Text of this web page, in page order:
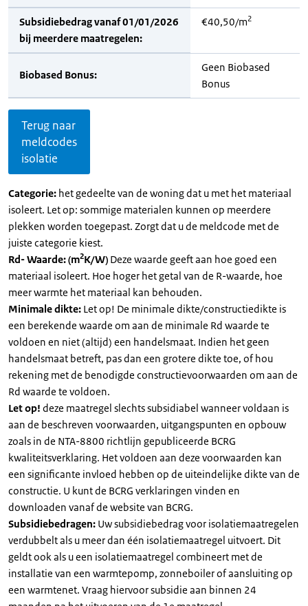
Subsidiebedrag vanaf 01/01/2026
bij meerdere maatregelen:
€40,50/m2
Biobased Bonus:
Geen Biobased
Bonus
Terug naar
meldcodes
isolatie
Categorie: het gedeelte van de woning dat u met het materiaal
isoleert. Let op: sommige materialen kunnen op meerdere
plekken worden toegepast. Zorgt dat u de meldcode met de
juiste categorie kiest.
Rd- Waarde: (m2K/W) Deze waarde geeft aan hoe goed een
materiaal isoleert. Hoe hoger het getal van de R-waarde, hoe
meer warmte het materiaal kan behouden.
Minimale dikte: Let op! De minimale dikte/constructiedikte is
een berekende waarde om aan de minimale Rd waarde te
voldoen en niet (altijd) een handelsmaat. Indien het geen
handelsmaat betreft, pas dan een grotere dikte toe, of hou
rekening met de benodigde constructievoorwaarden om aan de
Rd waarde te voldoen.
Let op! deze maatregel slechts subsidiabel wanneer voldaan is
aan de beschreven voorwaarden, uitgangspunten en opbouw
zoals in de NTA-8800 richtlijn gepubliceerde BCRG
kwaliteitsverklaring. Het voldoen aan deze voorwaarden kan
een significante invloed hebben op de uiteindelijke dikte van de
constructie. U kunt de BCRG verklaringen vinden en
downloaden vanaf de website van BCRG.
Subsidiebedragen: Uw subsidiebedrag voor isolatiemaatregelen
verdubbelt als u meer dan één isolatiemaatregel uitvoert. Dit
geldt ook als u een isolatiemaatregel combineert met de
installatie van een warmtepomp, zonneboiler of aansluiting op
een warmtenet. Vraag hiervoor subsidie aan binnen 24